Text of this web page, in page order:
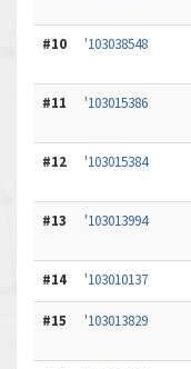
#10 '103038548
#11 '103015386
#12 '103015384
#13 '103013994
#14 '103010137
#15 '103013829